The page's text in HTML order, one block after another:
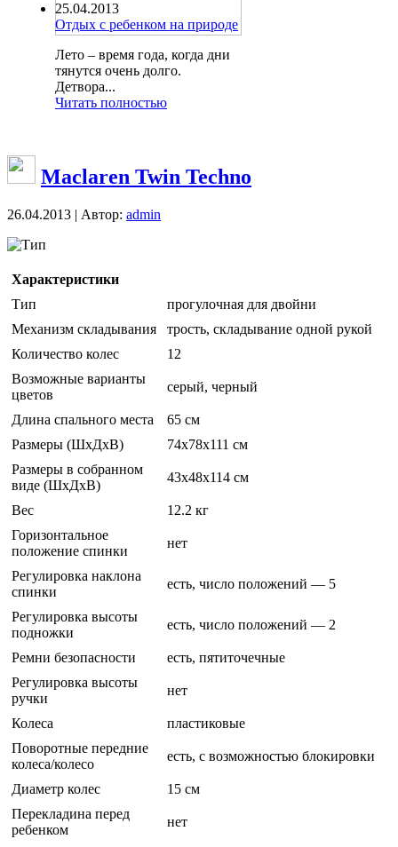
25.04.2013
Отдых с ребенком на природе
Лето – время года, когда дни
тянутся очень долго.
Детвора...
Читать полностью
Maclaren Twin Techno
26.04.2013 | Автор: admin
Тип
Характеристики
Тип
прогулочная для двойни
Механизм складывания
трость, складывание одной рукой
Количество колес
12
Возможные варианты
цветов
серый, черный
Длина спального места
65 см
Размеры (ШxДxВ)
74x78x111 см
Размеры в собранном
виде (ШxДxВ)
43x48x114 см
Вес
12.2 кг
Горизонтальное
положение спинки
нет
Регулировка наклона
спинки
есть, число положений — 5
Регулировка высоты
подножки
есть, число положений — 2
Ремни безопасности
есть, пятиточечные
Регулировка высоты
ручки
нет
Колеса
пластиковые
Поворотные передние
колеса/колесо
есть, с возможностью блокировки
Диаметр колес
15 см
Перекладина перед
ребенком
нет